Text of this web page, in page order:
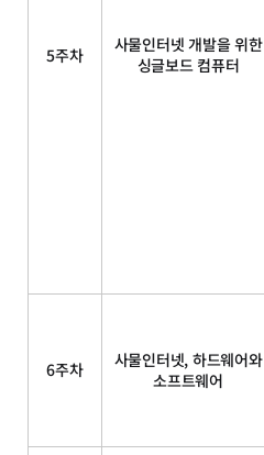
5주차
사물인터넷 개발을 위한
싱글보드 컴퓨터
6주차
사물인터넷, 하드웨어와
소프트웨어